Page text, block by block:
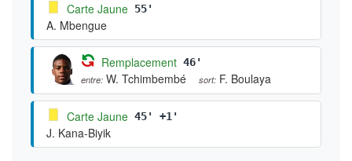
Carte Jaune 55'
A. Mbengue
Remplacement 46'
entre: W. Tchimbembé sort: F. Boulaya
Carte Jaune 45' +1'
J. Kana-Biyik